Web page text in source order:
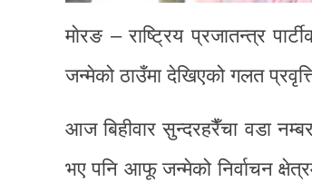
माेरङ – राष्ट्रिय प्रजातन्त्र
जन्मेको ठाउँमा देखिएको गलत
आज बिहीवार सुन्दरहरैँचा वडा
भए पनि आफू जन्मेको निर्वाचन